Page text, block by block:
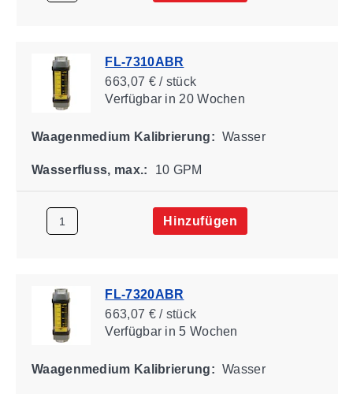
FL-7310ABR
663,07 € / stück
Verfügbarin 20 Wochen
Waagenmedium Kalibrierung: Wasser
Wasserfluss, max.: 10 GPM
Hinzufügen
FL-7320ABR
663,07 € / stück
Verfügbarin 5 Wochen
Waagenmedium Kalibrierung: Wasser